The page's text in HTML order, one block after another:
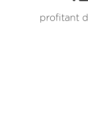
profitant